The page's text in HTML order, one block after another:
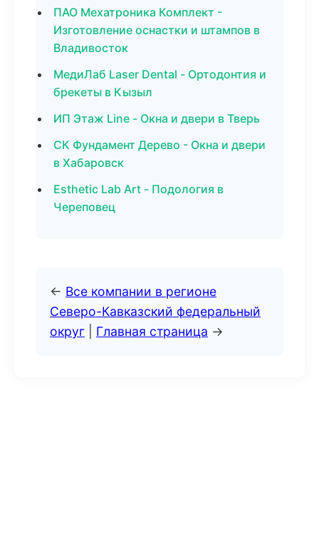
ПАО Мехатроника Комплект -
Изготовление оснастки и штампов в
Владивосток
МедиЛаб Laser Dental - Ортодонтия и
брекеты в Кызыл
ИП Этаж Line - Окна и двери в Тверь
СК Фундамент Дерево - Окна и двери
в Хабаровск
Esthetic Lab Art - Подология в
Череповец
← Все компании в регионе
Северо-Кавказский федеральный
округ
Главная страница →